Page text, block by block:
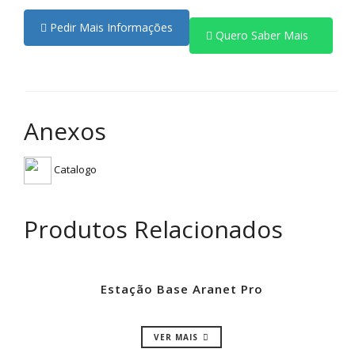
Pedir Mais Informações
Quero Saber Mais
Anexos
Catalogo
Produtos Relacionados
Estação Base Aranet Pro
VER MAIS